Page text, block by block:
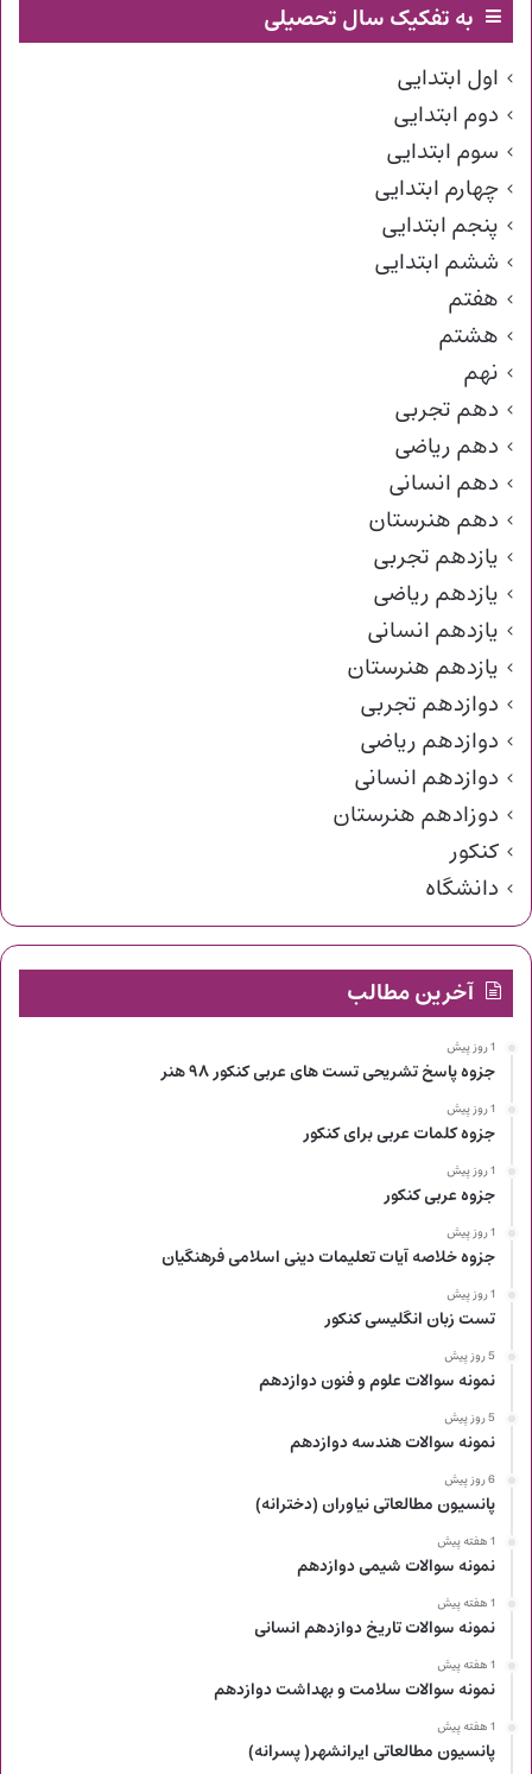
به تفکیک سال تحصیلی
اول ابتدایی
دوم ابتدایی
سوم ابتدایی
چهارم ابتدایی
پنجم ابتدایی
ششم ابتدایی
هفتم
هشتم
نهم
دهم تجربی
دهم ریاضی
دهم انسانی
دهم هنرستان
یازدهم تجربی
یازدهم ریاضی
یازدهم انسانی
یازدهم هنرستان
دوازدهم تجربی
دوازدهم ریاضی
دوازدهم انسانی
دوزادهم هنرستان
کنکور
دانشگاه
آخرین مطالب
1 روز پیش
جزوه پاسخ تشریحی تست های عربی کنکور ۹۸ هنر
1 روز پیش
جزوه کلمات عربی برای کنکور
1 روز پیش
جزوه عربی کنکور
1 روز پیش
جزوه خلاصه آیات تعلیمات دینی اسلامی فرهنگیان
1 روز پیش
تست زبان انگلیسی کنکور
5 روز پیش
نمونه سوالات علوم و فنون دوازدهم
5 روز پیش
نمونه سوالات هندسه دوازدهم
6 روز پیش
پانسیون مطالعاتی نیاوران (دخترانه)
1 هفته پیش
نمونه سوالات شیمی دوازدهم
1 هفته پیش
نمونه سوالات تاریخ دوازدهم انسانی
1 هفته پیش
نمونه سوالات سلامت و بهداشت دوازدهم
1 هفته پیش
پانسیون مطالعاتی ایرانشهر( پسرانه)